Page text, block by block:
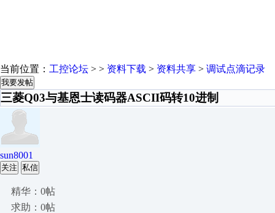
当前位置： 工控论坛 > > 资料下载 > 资料共享 > 调试点滴记录
我要发帖
三菱Q03与基恩士读码器ASCII码转10进制
sun8001
关注 私信
精华：0帖
求助：0帖